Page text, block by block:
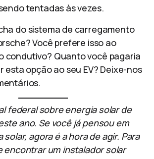
tentadas às vezes.
do sistema de carregamento
Você prefere isso ao
condutivo? Quanto você pagaria
esta opção ao seu EV? Deixe-nos
federal sobre energia solar de
ano. Se você já pensou em
solar, agora é a hora de agir. Para
encontrar um instalador solar